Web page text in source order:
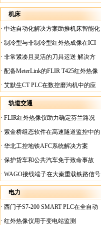
机床
· 中达自动化解决方案助推机床智能化
升级
· 制冷型与非制冷型红外热成像在ICI
工厂内完美配合
· 非常紧凑且灵活的刀具运送 解决方
案
· 配备MeterLink的FLIR T425红外热像
仪帮助Medite Europe Ltd加快红外检测
工作速度
· 艾默生CT PLC在数控磨沟机中的应
用
轨道交通
· FLIR红外热像仪助力确定芬兰路况
· 紫金桥组态软件在高速隧道监控中的
应用
· 华北工控地铁AFC系统解决方案
· 保护货车和公共汽车免于致命事故
· WAGO接线端子在大秦重载铁路信号
楼设备中的应用
电力
· 西门子S7-200 SMART PLC在全自动
蓄电池短路内阻检测机上的应用
· 红外热像仪用于变电站监测